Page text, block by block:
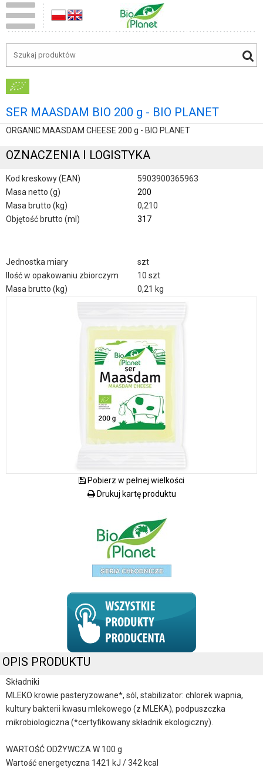
SER MAASDAM BIO 200 g - BIO PLANET
ORGANIC MAASDAM CHEESE 200 g - BIO PLANET
OZNACZENIA I LOGISTYKA
Kod kreskowy (EAN)
5903900365963
Masa netto (g)
200
Masa brutto (kg)
0,210
Objętość brutto (ml)
317
Jednostka miary
szt
Ilość w opakowaniu zbiorczym
10 szt
Masa brutto (kg)
0,21 kg
Pobierz w pełnej wielkości
Drukuj kartę produktu
OPIS PRODUKTU
Składniki
MLEKO krowie pasteryzowane*, sól, stabilizator: chlorek wapnia,
kultury bakterii kwasu mlekowego (z MLEKA), podpuszczka
mikrobiologiczna (*certyfikowany składnik ekologiczny).
WARTOŚĆ ODŻYWCZA W 100 g
Wartość energetyczna 1421 kJ / 342 kcal